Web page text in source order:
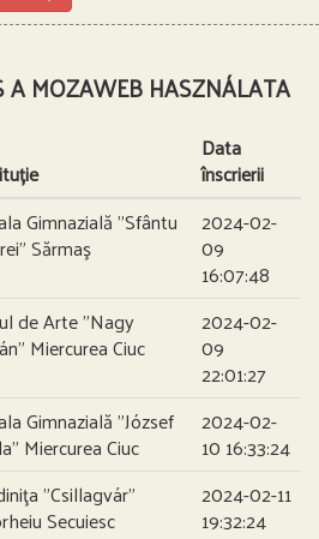
A MOZAWEB HASZNÁLATA
Data
înscrierii
Gimnazială ”Sfântu
Sărmaş
2024-02-
09
16:07:48
de Arte ”Nagy
Miercurea Ciuc
2024-02-
09
22:01:27
Gimnazială ”József
Miercurea Ciuc
2024-02-
10 16:33:24
”Csillagvár”
Secuiesc
2024-02-11
19:32:24